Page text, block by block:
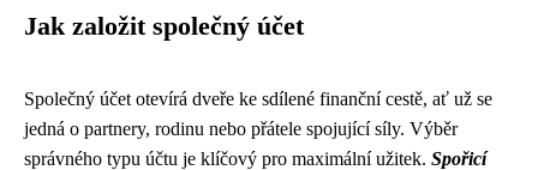
Jak založit společný účet
Společný účet otevírá dveře ke sdílené finanční cestě, ať už se
jedná o partnery, rodinu nebo přátele spojující síly. Výběr
správného typu účtu je klíčový pro maximální užitek. Spořicí